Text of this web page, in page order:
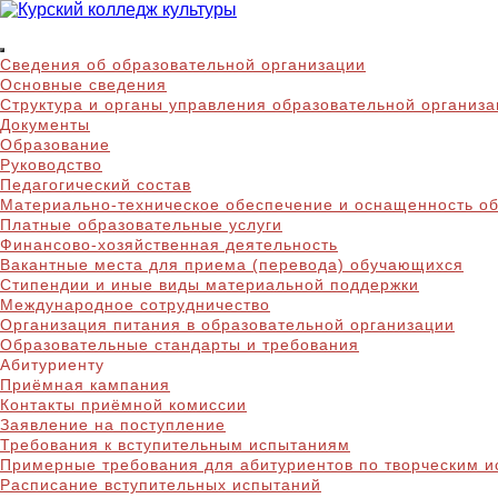
Skip
content
Курский колледж
Сведения об образовательной организации
Основные сведения
Структура и органы управления образовательной
Документы
Образование
Руководство
Педагогический состав
Материально-техническое обеспечение и оснащенность
Платные образовательные услуги
Финансово-хозяйственная деятельность
Вакантные места для приема (перевода) обучающихся
Стипендии и иные виды материальной поддержки
Международное сотрудничество
Организация питания в образовательной организации
Образовательные стандарты и требования
Абитуриенту
Приёмная кампания
Контакты приёмной комиссии
Заявление на поступление
Требования к вступительным испытаниям
Примерные требования для абитуриентов по творческим
Расписание вступительных испытаний